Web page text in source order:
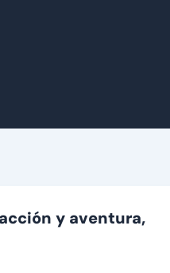
y aventura,